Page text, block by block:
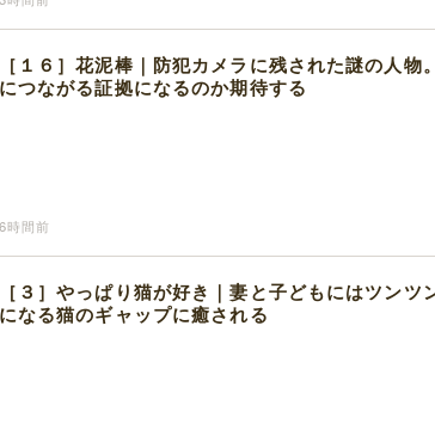
［１６］花泥棒｜防犯カメラに残された謎の人
につながる証拠になるのか期待する
6時間前
［３］やっぱり猫が好き｜妻と子どもにはツン
になる猫のギャップに癒される